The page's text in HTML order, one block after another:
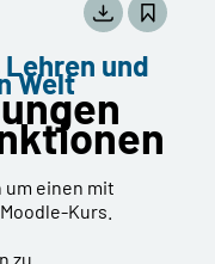
und
Welt
um einen mit
Kurs.
zu